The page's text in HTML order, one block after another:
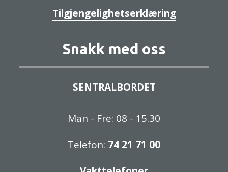
Tilgjengelighetserklæring
Snakk med oss
SENTRALBORDET
Man - Fre: 08 - 15.30
Telefon: 74 21 71 00